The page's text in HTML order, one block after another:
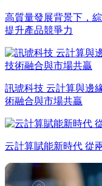
高質量發展背景下，
提升產品競爭力
訊琥科技 云計算與邊
術融合與市場共贏
云計算賦能新時代 從